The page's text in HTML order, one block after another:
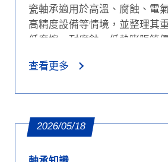
瓷軸承適用於高溫、腐蝕、電
高精度設備等情境，並整理其
低摩擦、耐腐蝕、低熱膨脹等
制，協助採購者判斷是否適合升
查看更多
2026/05/18